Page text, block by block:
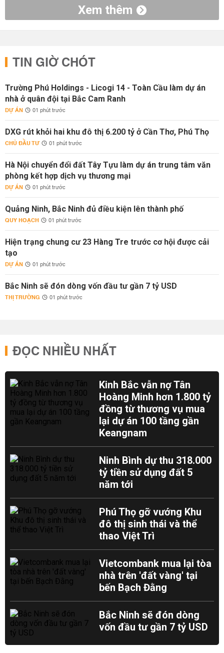
Xem thêm
TIN GIỜ CHÓT
Trường Phú Holdings - Licogi 14 - Toàn Cầu làm dự án
nhà ở quân đội tại Bắc Cam Ranh
DỰ ÁN 01 phút trước
DXG rút khỏi hai khu đô thị 6.200 tỷ ở Cần Thơ, Phú Thọ
CHỦ ĐẦU TƯ 01 phút trước
Hà Nội chuyển đổi đất Tây Tựu làm dự án trung tâm văn
phòng kết hợp dịch vụ thương mại
DỰ ÁN 01 phút trước
Quảng Ninh, Bắc Ninh đủ điều kiện lên thành phố
QUY HOẠCH 01 phút trước
Hiện trạng chung cư 23 Hàng Tre trước cơ hội được cải
tạo
DỰ ÁN 01 phút trước
Bắc Ninh sẽ đón dòng vốn đầu tư gần 7 tỷ USD
THỊ TRƯỜNG 01 phút trước
ĐỌC NHIỀU NHẤT
Kinh Bắc vẫn nợ Tân
Hoàng Minh hơn 1.800 tỷ
đồng từ thương vụ mua
lại dự án 100 tầng gần
Keangnam
Ninh Bình dự thu 318.000
tỷ tiền sử dụng đất 5
năm tới
Phú Thọ gỡ vướng Khu
đô thị sinh thái và thể
thao Việt Trì
Vietcombank mua lại tòa
nhà trên 'đất vàng' tại
bến Bạch Đằng
Bắc Ninh sẽ đón dòng
vốn đầu tư gần 7 tỷ USD